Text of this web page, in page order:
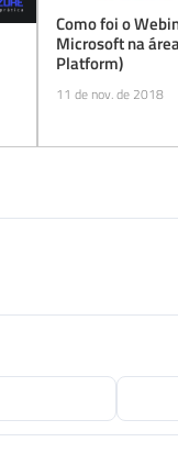
Como foi o
Microsoft na
Platform)
11 de nov. de 2018